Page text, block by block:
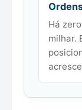
Há
milhar.